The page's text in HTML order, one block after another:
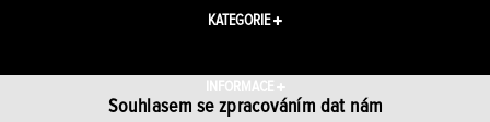
KATEGORIE
INFORMACE
Souhlasem se zpracováním dat nám